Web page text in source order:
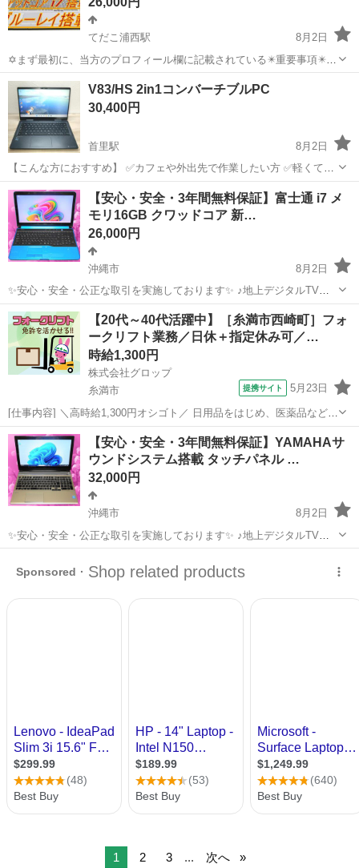
てだこ浦西駅
8月2日
✡️まず最初に、当方のプロフィール欄に記載されている✴️重要事項✴️を
必ずご覧くださいますよう、お願いします。 ✡️当方のパソコンに、興
味を持ってくださり、ありがとうございます。 ✡️常に購入者様の目線
に立っ...
沖縄 沖縄市 ノートパソコン
V83/HS 2in1コンバーチブルPC
30,400円
首里駅
8月2日
【こんな方におすすめ】 ✅カフェや外出先で作業したい方 ✅軽くて高
性能なPCを探している方 ✅タッチ操作やペン入力を使いたい方 ✅ビジ
ネス・副業・学生用にも◎ 【スペック】 ・CPU：Core i5 （第11...
沖縄 島尻郡 首里駅 ノートパソコン コンバーチブル
【安心・安全・3年間無料保証】富士通 i7 メ
モリ16GB クワッドコア 新…
26,000円
沖縄市
8月2日
✨安心・安全・公正な取引を実施しております✨ ♪地上デジタルTVチ
ューナー♪ ☑️テレビ番組をパソコンで観れる・撮れる！ ☑️電子番組表
対応！ 録画予約もＯＫ！ ☑️オプション 500円 *️⃣✴️取引場所は、...
沖縄 沖縄市 ノートパソコン 動画
【20代～40代活躍中】［糸満市西崎町］フォ
ークリフト業務／日休＋指定休み可／…
時給1,300円
株式会社グロップ
糸満市
提携サイト 5月23日
[仕事内容] ＼高時給1,300円オシゴト／ 日用品をはじめ、医薬品など幅
広い製品を取り扱っている倉庫！ 浅築の綺麗な職場です♪ 【フォーク
リフト業務と軽作業】 《仕事内容》 （雇入れ直後） 倉庫内でのフォ
ークリフト...
沖縄 糸満市 工場
【安心・安全・3年間無料保証】YAMAHAサ
ウンドシステム搭載 タッチパネル …
32,000円
沖縄市
8月2日
✨安心・安全・公正な取引を実施しております✨ ♪地上デジタルTVチ
ューナー♪ ☑️テレビ番組をパソコンで観れる・撮れる！ ☑️電子番組表
対応！ 録画予約もＯＫ！ ☑️オプション 500円 *️⃣✴️取引場所は、...
1 2 3 ... 次へ